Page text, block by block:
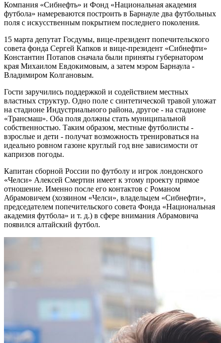
Компания «Сибнефть» и Фонд «Национальная академия
футбола» намереваются построить в Барнауле два футбольных
поля с искусственным покрытием последнего поколения.
15 марта депутат Госдумы, вице-президент попечительского
совета фонда Сергей Капков и вице-президент «Сибнефти»
Константин Потапов сначала были приняты губернатором
края Михаилом Евдокимовым, а затем мэром Барнаула -
Владимиром Колгановым.
Гости заручились поддержкой и содействием местных
властных структур. Одно поле с синтетической травой уложат
на стадионе Индустриального района, другое - на стадионе
«Трансмаш». Оба поля должны стать муниципальной
собственностью. Таким образом, местные футболисты -
взрослые и дети - получат возможность тренироваться на
идеально ровном газоне круглый год вне зависимости от
капризов погоды.
Капитан сборной России по футболу и игрок лондонского
«Челси» Алексей Смертин имеет к этому проекту прямое
отношение. Именно после его контактов с Романом
Абрамовичем (хозяином «Челси», владельцем «Сибнефти»,
председателем попечительского совета Фонда «Национальная
академия футбола» и т. д.) в сфере внимания Абрамовича
появился алтайский футбол.